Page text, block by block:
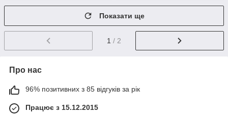
Показати ще
1 / 2
Про нас
96% позитивних з 85 відгуків за рік
Працює з 15.12.2015